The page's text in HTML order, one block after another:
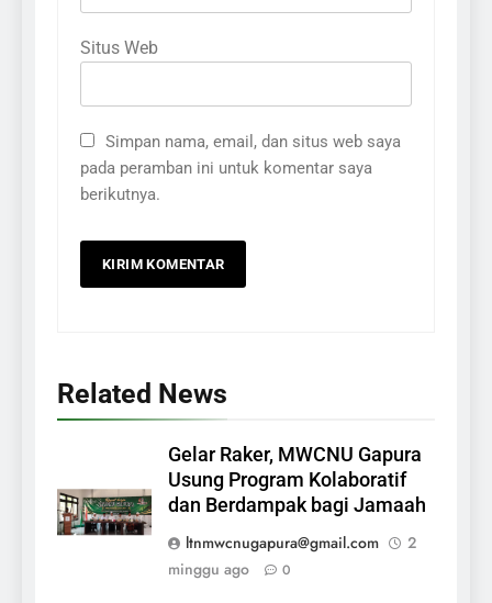
Situs Web
Simpan nama, email, dan situs web saya
pada peramban ini untuk komentar saya
berikutnya.
Related News
Gelar Raker, MWCNU Gapura
Usung Program Kolaboratif
dan Berdampak bagi Jamaah
ltnmwcnugapura@gmail.com
2
minggu ago
0